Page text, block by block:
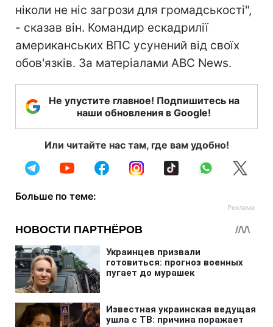
ніколи не ніс загрози для громадськості",
- сказав він. Командир ескадрилії
американських ВПС усунений від своїх
обов'язків. За матеріалами ABC News.
Не упустите главное! Подпишитесь на
наши обновления в Google!
Или читайте нас там, где вам удобно!
Больше по теме: